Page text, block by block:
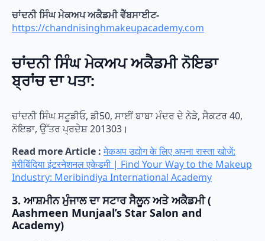
ਚਾਂਦਨੀ ਸਿੰਘ ਮੇਕਅਪ ਅਕੈਡਮੀ ਵੈੱਬਸਾਈਟ-
https://chandnisinghmakeupacademy.com
ਚਾਂਦਨੀ ਸਿੰਘ ਮੇਕਅਪ ਅਕੈਡਮੀ ਨੋਇਡਾ
ਬ੍ਰਾਂਚ ਦਾ ਪਤਾ:
ਚਾਂਦਨੀ ਸਿੰਘ ਸਟੂਡੀਓ, ਡੀ50, ਸਾਈਂ ਬਾਬਾ ਮੰਦਰ ਦੇ ਨੇੜੇ, ਸੈਕਟਰ 40,
ਨੋਇਡਾ, ਉੱਤਰ ਪ੍ਰਦੇਸ਼ 201303।
Read more Article :मेकअप उद्योग के लिए अपना रास्ता खोजें:
मेरीबिंदिया इंटरनेशनल एकेडमी | Find Your Way to the Makeup
Industry: Meribindiya International Academy
3. ਆਸ਼ਮੀਨ ਮੁੰਜਾਲ ਦਾ ਸਟਾਰ ਸੈਲੂਨ ਅਤੇ ਅਕੈਡਮੀ (
Aashmeen Munjaal’s Star Salon and
Academy)